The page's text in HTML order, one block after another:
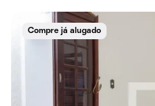
Compre já alugado